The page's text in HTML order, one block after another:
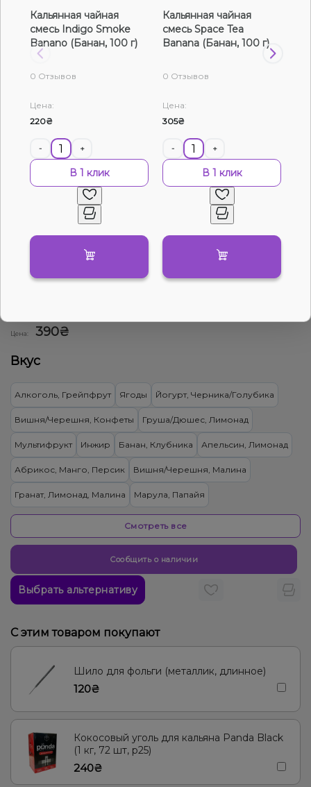
Жидкости для электронных сигарет
Подарочные наборы
Артикул:
Табак Turbo Paradise Rush (Кокос-Банан-
Цена:
390₴
Вкус
Алкоголь, Грейпфрут Ягоды Йогурт, Черника/Голубика
Вишня/Черешня, Конфеты Груша/Дюшес, Лимонад
Мультифрукт Инжир Банан, Клубника Апельсин, Лимонад
Абрикос, Манго, Персик Вишня/Черешня, Малина
Гранат, Лимонад, Малина Марула, Папайя
Бузина, Лайм Ваниль, Кола Жвачка (фруктовая)
Виноград, Слива, Энергетик Ананас, Апельсин, Манго
Банан, Карамель, Кокос Конфеты, Ягоды
Барбарис, Вишня/Черешня, Сакура
Смотреть все
Сообщить о наличии
Выбрать альтернативу
С этим товаром покупают
Шило для фольги (металлик, длинное)
120₴
Кокосовый уголь для кальяна Panda Black
(1 кг, 72 шт, р25)
240₴
Кальянная чайная
смесь Indigo Smoke
Banano (Банан, 100 г)
0 Отзывов
Цена:
220₴
- +
В 1 клик
Кальянная чайная
смесь Space Tea
Banana (Банан, 100 г)
0 Отзывов
Цена:
305₴
- +
В 1 клик